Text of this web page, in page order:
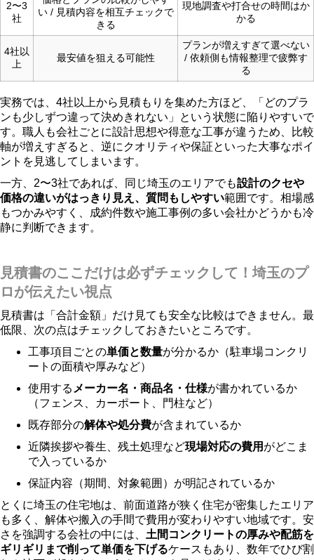
2〜3
社
い / 見積内容を相互チェックで
きる
現地調査や打合せの時間はか
かる
4社以
上
最安値を狙える可能性
プランが増えすぎて選べない
/ 依頼側も情報整理で疲弊す
る
実務では、4社以上から見積もりを集めた方ほど、「どのプラ
ンも少しずつ違って決めきれない」という状態に陥りやすいで
す。職人も会社ごとに設計思想や得意な工事が違うため、比較
軸が増えすぎると、逆にクオリティや保証といった大事なポイ
ントを見逃してしまいます。
一方、2〜3社であれば、同じ埼玉のエリアでも設計のクセや
価格の違いがはっきり見え、質問もしやすい範囲です。相場感
もつかみやすく、成約件数や施工事例の多い会社かどうかも冷
静に判断できます。
見積書のここだけは必ずチェックして！埼玉のプ
ロが伝えたい視点
見積書は「合計金額」だけ見ても安全な比較はできません。最
低限、次の点はチェックしておきたいところです。
工事項目ごとの単価と数量が分かるか（駐車場コンクリ
ートの面積や厚みなど）
使用する メーカー名・商品名・仕様が書かれているか
（フェンス、カーポート、門柱など）
既存部分の解体や処分費が含まれているか
近隣挨拶や養生、残土処理など現場対応の費用 がどこま
で入っているか
保証内容（期間、対象範囲）が明記されているか
とくに埼玉の住宅地は、前面道路が狭く住宅が密集したエリア
も多く、解体や搬入の手間で費用が変わりやすい地域です。安
さを強調する会社の中には、 土間コンクリートの厚みや配筋を
ギリギリまで削って単価を下げるケースもあり、数年でひび割